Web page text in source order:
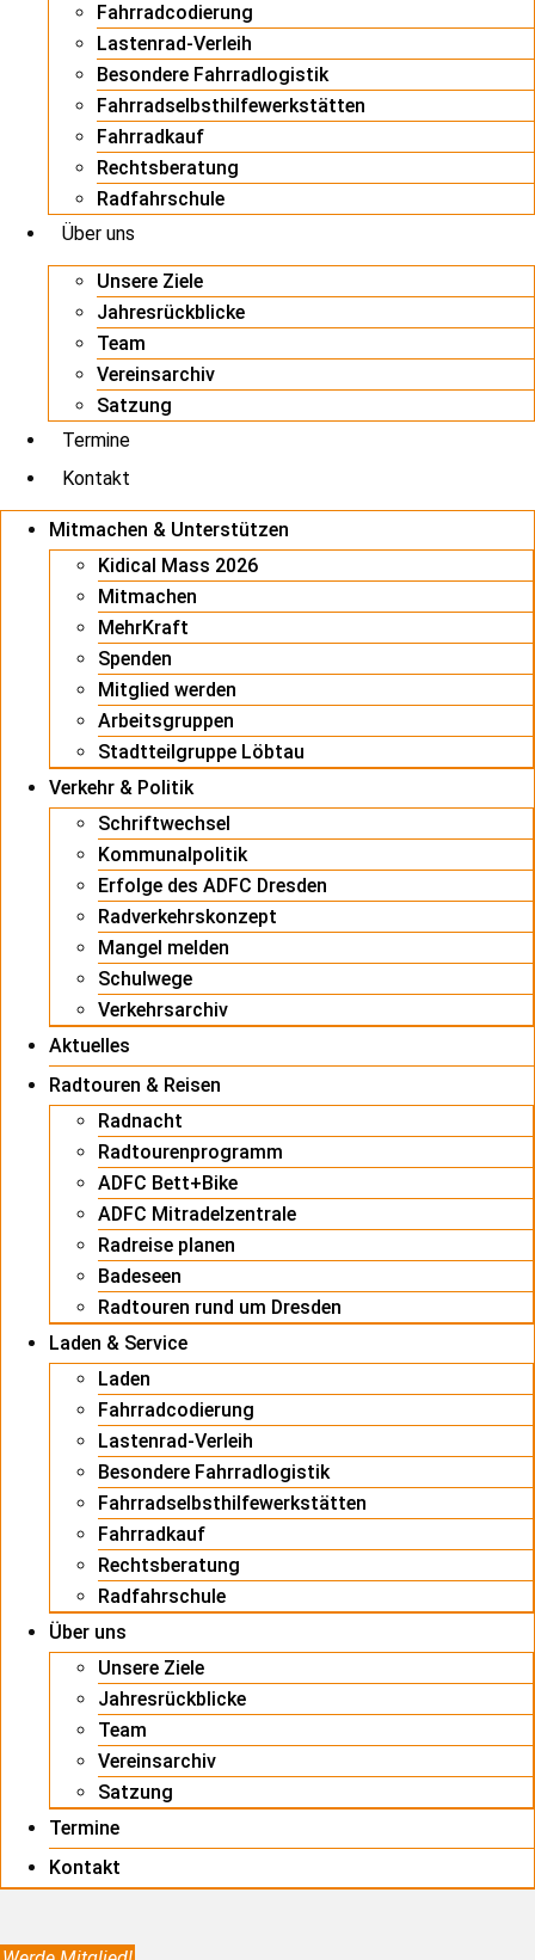
Fahrradcodierung
Lastenrad-Verleih
Besondere Fahrradlogistik
Fahrradselbsthilfewerkstätten
Fahrradkauf
Rechtsberatung
Radfahrschule
Über uns
Unsere Ziele
Jahresrückblicke
Team
Vereinsarchiv
Satzung
Termine
Kontakt
Mitmachen & Unterstützen
Kidical Mass 2026
Mitmachen
MehrKraft
Spenden
Mitglied werden
Arbeitsgruppen
Stadtteilgruppe Löbtau
Verkehr & Politik
Schriftwechsel
Kommunalpolitik
Erfolge des ADFC Dresden
Radverkehrskonzept
Mangel melden
Schulwege
Verkehrsarchiv
Aktuelles
Radtouren & Reisen
Radnacht
Radtourenprogramm
ADFC Bett+Bike
ADFC Mitradelzentrale
Radreise planen
Badeseen
Radtouren rund um Dresden
Laden & Service
Laden
Fahrradcodierung
Lastenrad-Verleih
Besondere Fahrradlogistik
Fahrradselbsthilfewerkstätten
Fahrradkauf
Rechtsberatung
Radfahrschule
Über uns
Unsere Ziele
Jahresrückblicke
Team
Vereinsarchiv
Satzung
Termine
Kontakt